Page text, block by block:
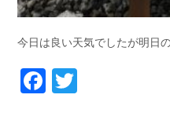
今日は良い天気でしたが明日
Facebook